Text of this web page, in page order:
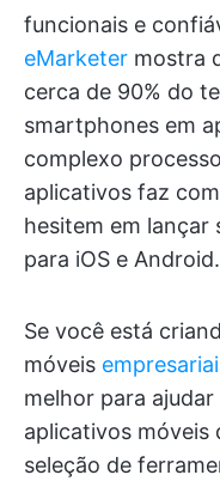
funcionais e
eMarketer mostra
cerca de 90% do
smartphones em
complexo
aplicativos faz
hesitem em lançar
para iOS e Android.
Se você está
móveis
melhor para
aplicativos móveis
seleção de